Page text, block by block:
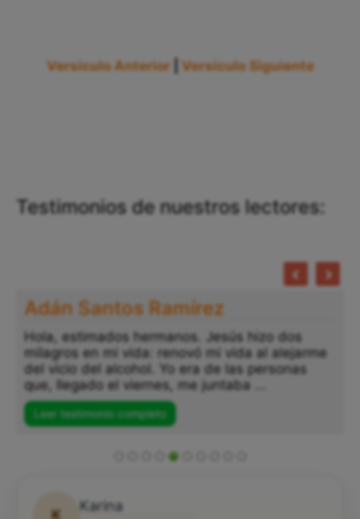
Versículo Anterior Versículo Siguiente
Testimonios de nuestros lectores:
Adán Santos Ramírez
Hola, estimados hermanos. Jesús hizo dos
milagros en mi vida: renovó mi vida al alejarme
del vicio del alcohol. Yo era de las personas
que, llegado el viernes, me juntaba ...
Leer testimonio completo
K
Karina